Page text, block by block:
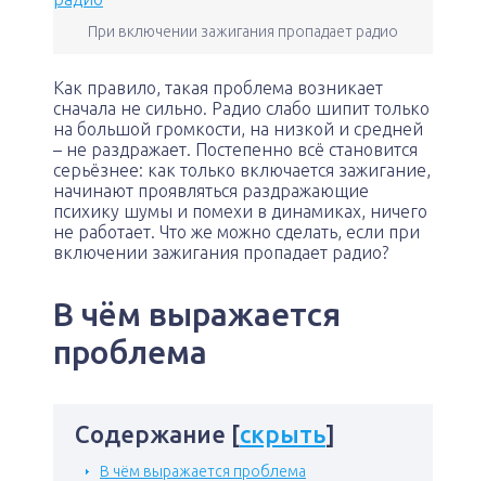
При включении зажигания пропадает радио
Как правило, такая проблема возникает
сначала не сильно. Радио слабо шипит только
на большой громкости, на низкой и средней
– не раздражает. Постепенно всё становится
серьёзнее: как только включается зажигание,
начинают проявляться раздражающие
психику шумы и помехи в динамиках, ничего
не работает. Что же можно сделать, если при
включении зажигания пропадает радио?
В чём выражается
проблема
Содержание [скрыть]
В чём выражается проблема